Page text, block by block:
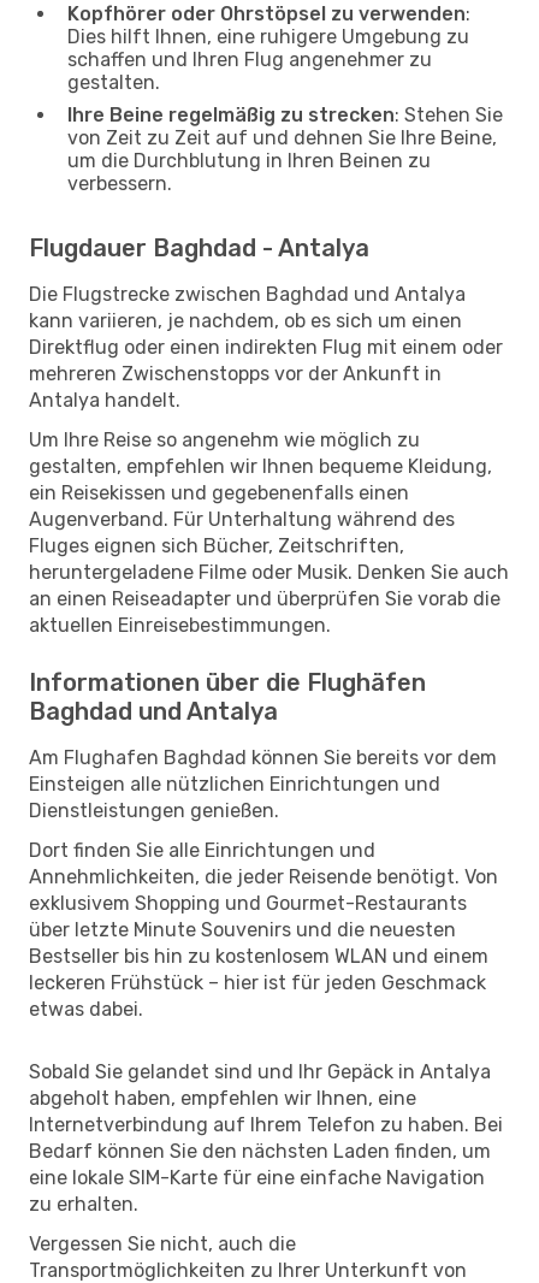
Kopfhörer oder Ohrstöpsel zu verwenden:
Dies hilft Ihnen, eine ruhigere Umgebung zu
schaffen und Ihren Flug angenehmer zu
gestalten.
Ihre Beine regelmäßig zu strecken: Stehen Sie
von Zeit zu Zeit auf und dehnen Sie Ihre Beine,
um die Durchblutung in Ihren Beinen zu
verbessern.
Flugdauer Baghdad - Antalya
Die Flugstrecke zwischen Baghdad und Antalya
kann variieren, je nachdem, ob es sich um einen
Direktflug oder einen indirekten Flug mit einem oder
mehreren Zwischenstopps vor der Ankunft in
Antalya handelt.
Um Ihre Reise so angenehm wie möglich zu
gestalten, empfehlen wir Ihnen bequeme Kleidung,
ein Reisekissen und gegebenenfalls einen
Augenverband. Für Unterhaltung während des
Fluges eignen sich Bücher, Zeitschriften,
heruntergeladene Filme oder Musik. Denken Sie auch
an einen Reiseadapter und überprüfen Sie vorab die
aktuellen Einreisebestimmungen.
Informationen über die Flughäfen
Baghdad und Antalya
Am Flughafen Baghdad können Sie bereits vor dem
Einsteigen alle nützlichen Einrichtungen und
Dienstleistungen genießen.
Dort finden Sie alle Einrichtungen und
Annehmlichkeiten, die jeder Reisende benötigt. Von
exklusivem Shopping und Gourmet-Restaurants
über letzte Minute Souvenirs und die neuesten
Bestseller bis hin zu kostenlosem WLAN und einem
leckeren Frühstück – hier ist für jeden Geschmack
etwas dabei.
Sobald Sie gelandet sind und Ihr Gepäck in Antalya
abgeholt haben, empfehlen wir Ihnen, eine
Internetverbindung auf Ihrem Telefon zu haben. Bei
Bedarf können Sie den nächsten Laden finden, um
eine lokale SIM-Karte für eine einfache Navigation
zu erhalten.
Vergessen Sie nicht, auch die
Transportmöglichkeiten zu Ihrer Unterkunft von